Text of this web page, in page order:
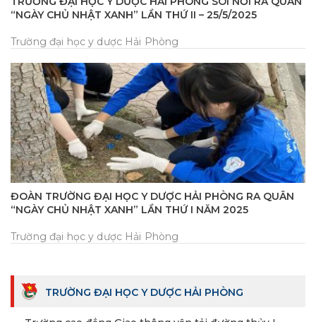
“NGÀY CHỦ NHẬT XANH” LẦN THỨ II – 25/5/2025
Trường đại học y dược Hải Phòng
ĐOÀN TRƯỜNG ĐẠI HỌC Y DƯỢC HẢI PHÒNG RA QUÂN
“NGÀY CHỦ NHẬT XANH” LẦN THỨ I NĂM 2025
Trường đại học y dược Hải Phòng
TRƯỜNG ĐẠI HỌC Y DƯỢC HẢI PHÒNG